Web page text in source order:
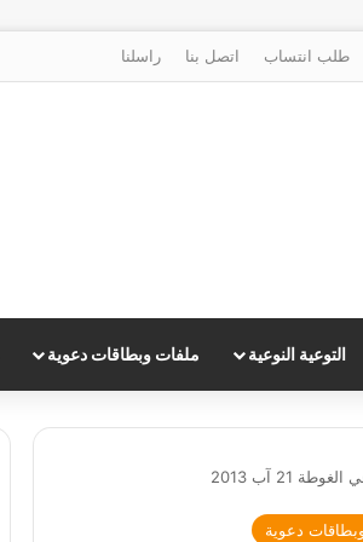
طلب انتساب اتصل بنا راسلنا
التوعية النوعية ملفات وبطاقات دعوية
21 آب 2013
دعوية